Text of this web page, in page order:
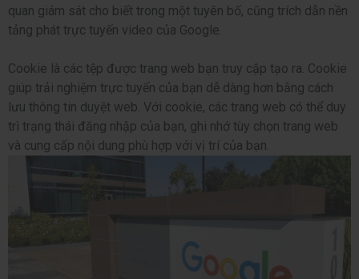
quan giám sát cho biết trong một tuyên bố, cũng trích dẫn nền
tảng phát trực tuyến video của Google.
Cookie là các tệp được trang web bạn truy cập tạo ra. Cookie
giúp trải nghiệm trực tuyến của bạn dễ dàng hơn bằng cách
lưu thông tin duyệt web. Với cookie, các trang web có thể duy
trì trạng thái đăng nhập của bạn, ghi nhớ tùy chọn trang web
và cung cấp nội dung phù hợp với vị trí của bạn.